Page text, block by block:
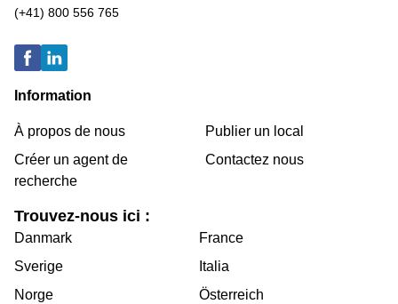
(+41) 800 556 765
Information
À propos de nous
Créer un agent de
recherche
Publier un local
Contactez nous
Trouvez-nous ici :
Danmark
Sverige
Norge
France
Italia
Österreich